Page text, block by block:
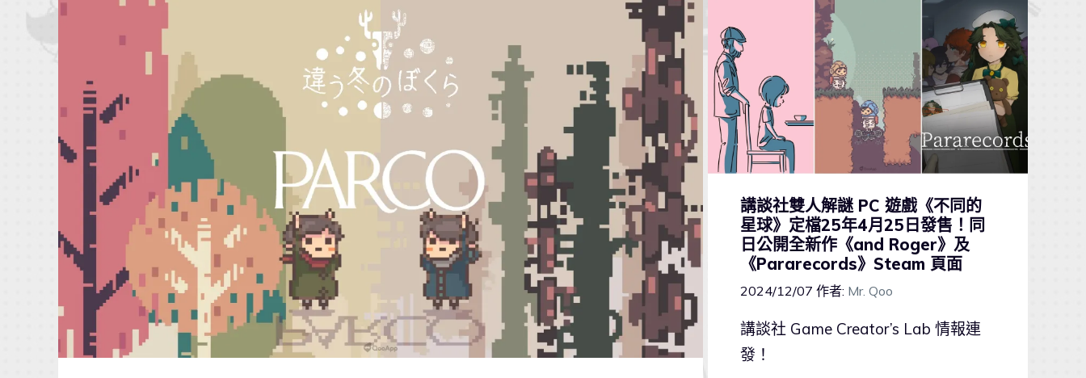
講談社雙人解謎 PC 遊戲《不同的
星球》定檔25年4月25日發售！同
日公開全新作《and Roger》及
《Pararecords》Steam 頁面
2024/12/07 作者: Mr. Qoo
講談社 Game Creator’s Lab 情報連
發！